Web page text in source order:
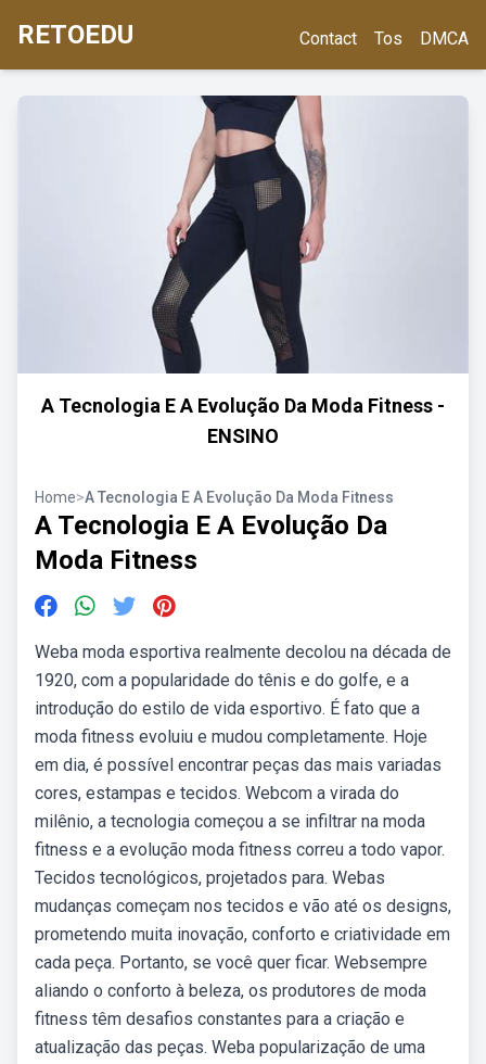
RETOEDU Contact Tos DMCA
A Tecnologia E A Evolução Da Moda Fitness -
ENSINO
Home>A Tecnologia E A Evolução Da Moda Fitness
A Tecnologia E A Evolução Da
Moda Fitness
Weba moda esportiva realmente decolou na década de
1920, com a popularidade do tênis e do golfe, e a
introdução do estilo de vida esportivo. É fato que a
moda fitness evoluiu e mudou completamente. Hoje
em dia, é possível encontrar peças das mais variadas
cores, estampas e tecidos. Webcom a virada do
milênio, a tecnologia começou a se infiltrar na moda
fitness e a evolução moda fitness correu a todo vapor.
Tecidos tecnológicos, projetados para. Webas
mudanças começam nos tecidos e vão até os designs,
prometendo muita inovação, conforto e criatividade em
cada peça. Portanto, se você quer ficar. Websempre
aliando o conforto à beleza, os produtores de moda
fitness têm desafios constantes para a criação e
atualização das peças. Weba popularização de uma